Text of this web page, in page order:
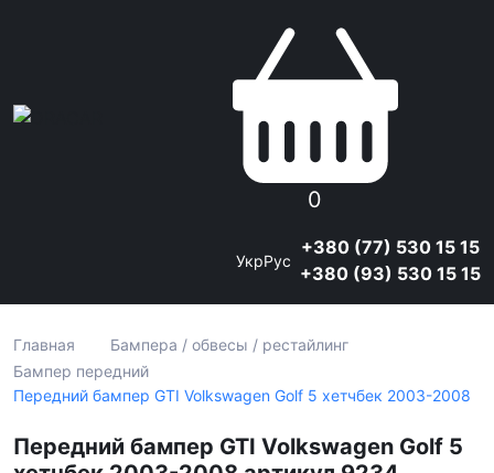
0
УкрРус
+380 (77) 530 15 15
+380 (93) 530 15 15
Главная
Бампера / обвесы / рестайлинг
Бампер передний
Передний бампер GTI Volkswagen Golf 5 хетчбек 2003-2008
Передний бампер GTI Volkswagen Golf 5